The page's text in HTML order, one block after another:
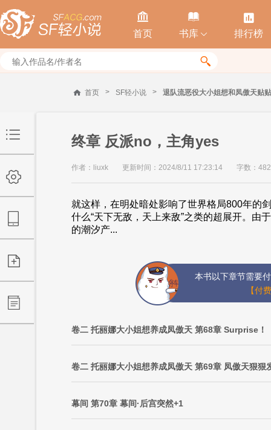

首页

书库 

排行榜

首页 > SF轻小说 > 退队流恶役大小姐想和凤傲天贴贴
终章 反派no，主角yes
作者：liuxk 更新时间：2024/8/11 17:23:14 字数：
就这样，在明处暗处影响了世界格局800年的
什么“天下无敌，天上来敌”之类的超展开。由
的潮汐产...
本书以下章节需要
【付
卷二 托丽娜大小姐想养成凤傲天 第68章 Surprise！
卷二 托丽娜大小姐想养成凤傲天 第69章 凤傲天狠狠
幕间 第70章 幕间·后宫突然+1